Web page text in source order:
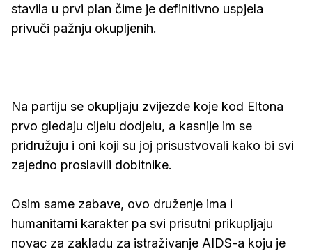
stavila u prvi plan čime je definitivno uspjela
privuči pažnju okupljenih.
Na partiju se okupljaju zvijezde koje kod Eltona
prvo gledaju cijelu dodjelu, a kasnije im se
pridružuju i oni koji su joj prisustvovali kako bi svi
zajedno proslavili dobitnike.
Osim same zabave, ovo druženje ima i
humanitarni karakter pa svi prisutni prikupljaju
novac za zakladu za istraživanje AIDS-a koju je